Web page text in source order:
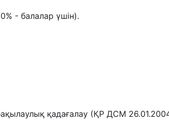
- балалар үшін).
қадағалау (ҚР ДСМ